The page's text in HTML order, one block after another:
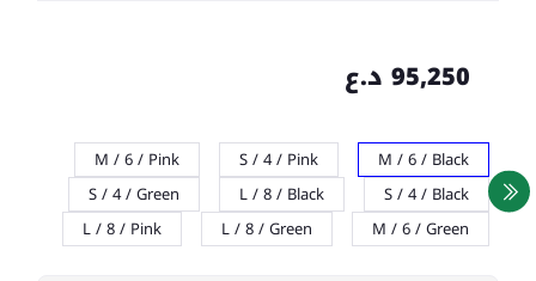
95,250 د.ع
M / 6 / Black
S / 4 / Pink
M / 6 / Pink
S / 4 / Black
L / 8 / Black
S / 4 / Green
M / 6 / Green
L / 8 / Green
L / 8 / Pink